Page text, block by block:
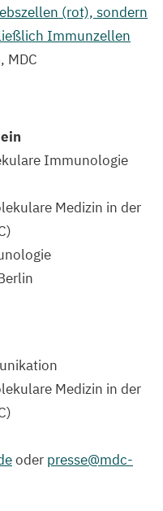
(rot), sondern
Immunzellen
MDC
Immunologie
Medizin in der
)
Medizin in der
)
oder presse@​mdc-​